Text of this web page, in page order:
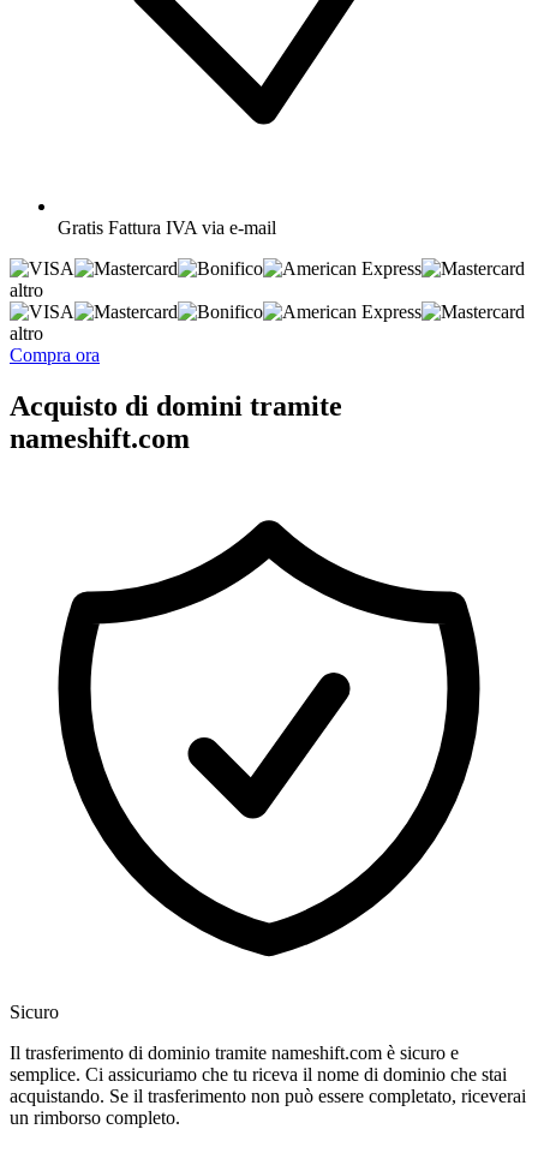
Gratis Fattura IVA via e-mail
altro
altro
Compra ora
Acquisto di domini tramite
nameshift.com
Sicuro
Il trasferimento di dominio tramite nameshift.com è sicuro e
semplice. Ci assicuriamo che tu riceva il nome di dominio che stai
acquistando. Se il trasferimento non può essere completato, riceverai
un rimborso completo.